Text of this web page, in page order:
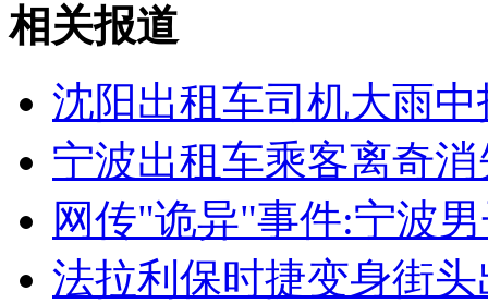
山西运城恶犬咬伤多人 警民合力深夜将其击毙
女孩北京地铁殴打老人 痛下狠手拳打脚踢
相关报道
沈阳出租车司机大雨
宁波出租车乘客离奇
网传"诡异"事件:宁波
法拉利保时捷变身街